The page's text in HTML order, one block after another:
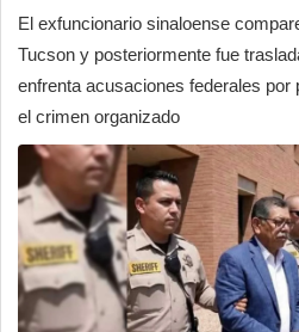
El exfuncionario sinaloense
Tucson y posteriormente fue
enfrenta acusaciones federales por
el crimen organizado